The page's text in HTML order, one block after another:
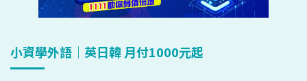
小資學外語｜英日韓 月付1000元起